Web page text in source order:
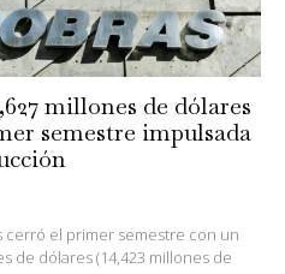
millones de dólares
semestre impulsada
el primer semestre con un
de dólares (14,423 millones de